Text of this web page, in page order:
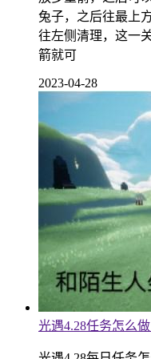
兔子，之后往最上
往左侧清理，这一
箭就可
2023-04-28
光遇4.28任务怎么